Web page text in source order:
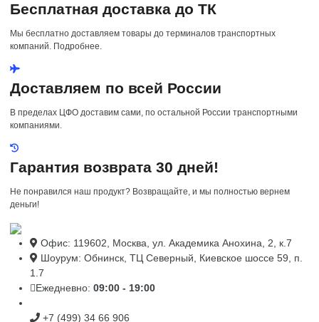
Бесплатная доставка до ТК
Мы бесплатно доставляем товары до терминалов транспортных
компаний. Подробнее.
Доставляем по всей России
В пределах ЦФО доставим сами, по остальной России транспортными
компаниями.
Гарантия возврата 30 дней!
Не понравился наш продукт? Возвращайте, и мы полностью вернем
деньги!
Офис: 119602, Москва, ул. Академика Анохина, 2, к.7
Шоурум: Обнинск, ТЦ Северный, Киевское шоссе 59, п.
1.7
Ежедневно: 09:00 - 19:00
+7 (499) 34 66 906